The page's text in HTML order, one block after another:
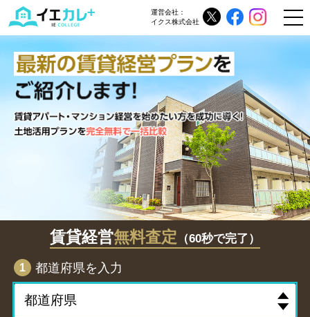
運営会社：
イクス株式会社
賃貸経営無料査定 （60秒で完了）
1 都道府県を入力